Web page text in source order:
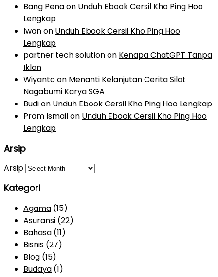
Bang Penaon Unduh Ebook Cersil Kho Ping Hoo
Lengkap
Iwanon Unduh Ebook Cersil Kho Ping Hoo
Lengkap
partner tech solutionon Kenapa ChatGPT Tanpa
Iklan
Wiyantoon Menanti Kelanjutan Cerita Silat
Nagabumi Karya SGA
Budion Unduh Ebook Cersil Kho Ping Hoo Lengkap
Pram Ismailon Unduh Ebook Cersil Kho Ping Hoo
Lengkap
Arsip
Arsip
Kategori
Agama (15)
Asuransi (22)
Bahasa (11)
Bisnis (27)
Blog (15)
Budaya (1)